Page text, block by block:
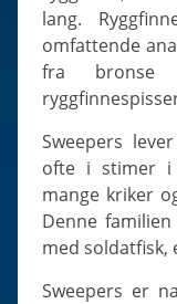
Jellyfish
lang.
omfattende
fra bronse
Sweepers lever i relativt grunt vann og finnes
ofte i stimer i
mange kriker
Denne
med soldatfisk,
Sweepers er nattaktive og om natten sprer de